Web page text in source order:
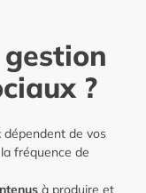
?
dépendent de vos
fréquence de
à produire et